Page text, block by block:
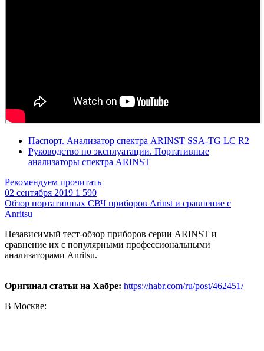
Паспорт. Анализатор спектра ARINST SSA-TG LC R2
Руководство по эксплуатации. Портативные
анализаторы спектра ARINST
Рекомендуем прочитать
02 сентября 2019 1 590
Обзор портативных СВЧ приборов Arinst и сравнение с
Anritsu
Независимый тест-обзор приборов серии ARINST и
сравнение их с популярными профессиональными
анализаторами Anritsu.
Оригинал статьи на Хабре: https://habr.com/ru/post/462451/
В Москве: